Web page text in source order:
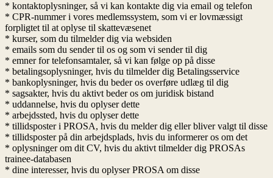
* kontaktoplysninger, så vi kan kontakte dig via email og telefon
* CPR-nummer i vores medlemssystem, som vi er lovmæssigt
forpligtet til at oplyse til skattevæsenet
* kurser, som du tilmelder dig via websiden
* emails som du sender til os og som vi sender til dig
* emner for telefonsamtaler, så vi kan følge op på disse
* betalingsoplysninger, hvis du tilmelder dig Betalingsservice
* bankoplysninger, hvis du beder os overføre udlæg til dig
* sagsakter, hvis du aktivt beder os om juridisk bistand
* uddannelse, hvis du oplyser dette
* arbejdssted, hvis du oplyser dette
* tillidsposter i PROSA, hvis du melder dig eller bliver valgt til disse
* tillidsposter på din arbejdsplads, hvis du informerer os om det
* oplysninger om dit CV, hvis du aktivt tilmelder dig PROSAs
trainee-databasen
* dine interesser, hvis du oplyser PROSA om disse